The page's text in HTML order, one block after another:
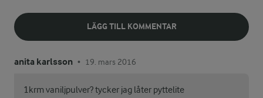
LÄGG TILL KOMMENTAR
anita karlsson • 19. mars 2016
1krm vaniljpulver? tycker jag låter pyttelite